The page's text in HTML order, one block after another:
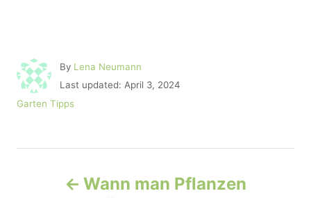
By A
u
h
Lena Neumann
P
s
Last updated: April 3, 2024
C
e
Garten Tipps
Wann man Pflanzen